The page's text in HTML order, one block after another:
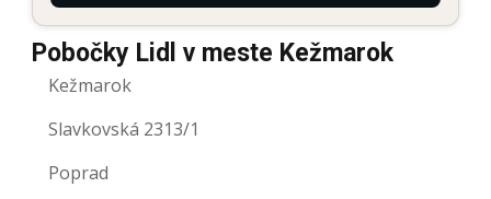
Pobočky Lidl v meste Kežmarok
Kežmarok
Slavkovská 2313/1
Poprad